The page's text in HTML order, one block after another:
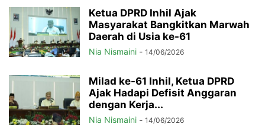
Ketua DPRD Inhil Ajak
Masyarakat Bangkitkan Marwah
Daerah di Usia ke-61
Nia Nismaini - 14/06/2026
Milad ke-61 Inhil, Ketua DPRD
Ajak Hadapi Defisit Anggaran
dengan Kerja...
Nia Nismaini - 14/06/2026